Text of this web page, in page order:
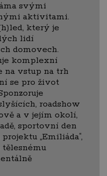
svými
aktivitami.
který je
lidí
domovech.
komplexní
na vstup na trh
se pro život
roadshow
a v jejím okolí,
sportovní den
„Emiliáda“,